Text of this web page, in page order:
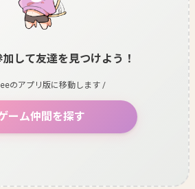
して友達を見つけよう！
のアプリ版に移動します /
ーム仲間を探す